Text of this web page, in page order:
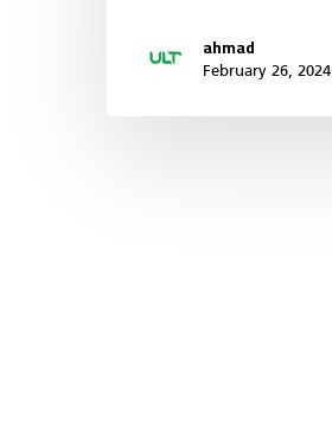
ahmad
February 26, 2024